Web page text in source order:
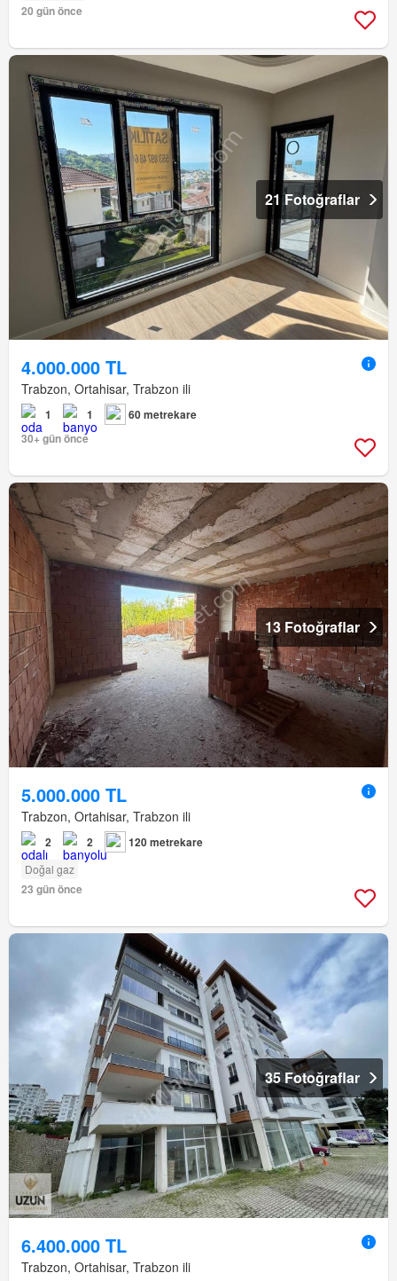
20 gün önce
21 Fotoğraflar
4.000.000 TL
Trabzon, Ortahisar, Trabzon ili
1 1
60 metrekare
30+ gün önce
13 Fotoğraflar
5.000.000 TL
Trabzon, Ortahisar, Trabzon ili
2 2 120 metrekare
Doğal gaz
23 gün önce
35 Fotoğraflar
6.400.000 TL
Trabzon, Ortahisar, Trabzon ili